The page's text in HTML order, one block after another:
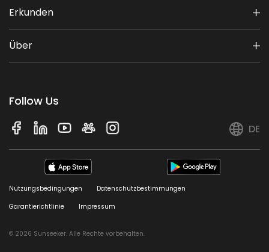
Erkunden
Über
Follow Us
DE
Nutzungsbedingungen
Datenschutzbestimmungen
Garantierichtlinie
Impressum
© 2026 Sunseeker. Alle Rechte vorbehalten.